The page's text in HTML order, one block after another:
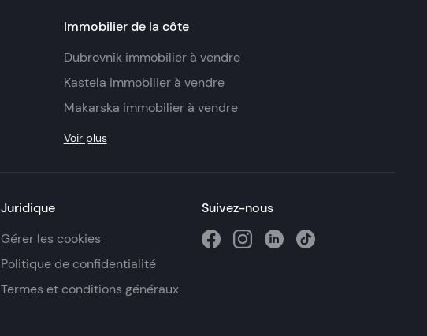
Immobilier de la côte
Dubrovnik immobilier à vendre
Kastela immobilier à vendre
Makarska immobilier à vendre
Voir plus
Juridique
Gérer les cookies
Politique de confidentialité
Termes et conditions généraux
Suivez-nous